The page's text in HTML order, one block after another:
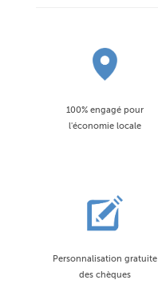
100% engagé pour
l'économie locale
Personnalisation gratuite
des chèques